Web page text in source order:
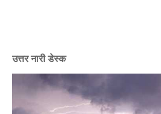
उत्तर नारी डेस्क